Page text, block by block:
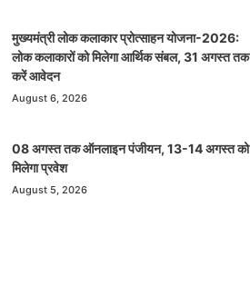
मुख्यमंत्री लोक कलाकार प्रोत्साहन योजना-2026:
लोक कलाकारों को मिलेगा आर्थिक संबल, 31 अगस्त तक
करें आवेदन
August 6, 2026
08 अगस्त तक ऑनलाइन पंजीयन, 13-14 अगस्त को
मिलेगा प्रवेश
August 5, 2026